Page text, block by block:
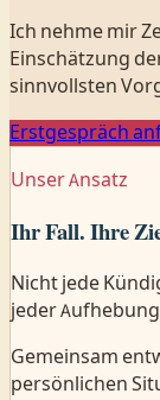
Ich nehme mir
Einschätzung
sinnvollsten
Erstgespräch
Unser Ansatz
Ihr Fall. Ihre
Nicht jede
jeder
Gemeinsam
persönlichen